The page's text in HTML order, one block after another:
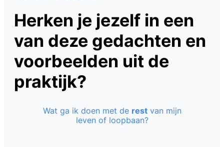
Herken je jezelf in een
van deze gedachten en
voorbeelden uit de
praktijk?
Wat ga ik doen met de restvan mijn
leven of loopbaan?